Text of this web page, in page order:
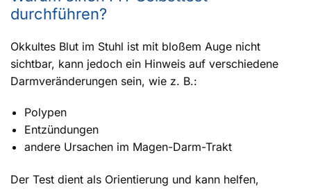
durchführen?
Okkultes Blut im Stuhl ist mit bloßem Auge nicht
sichtbar, kann jedoch ein Hinweis auf verschiedene
Darmveränderungen sein, wie z. B.:
Polypen
Entzündungen
andere Ursachen im Magen-Darm-Trakt
Der Test dient als Orientierung und kann helfen,